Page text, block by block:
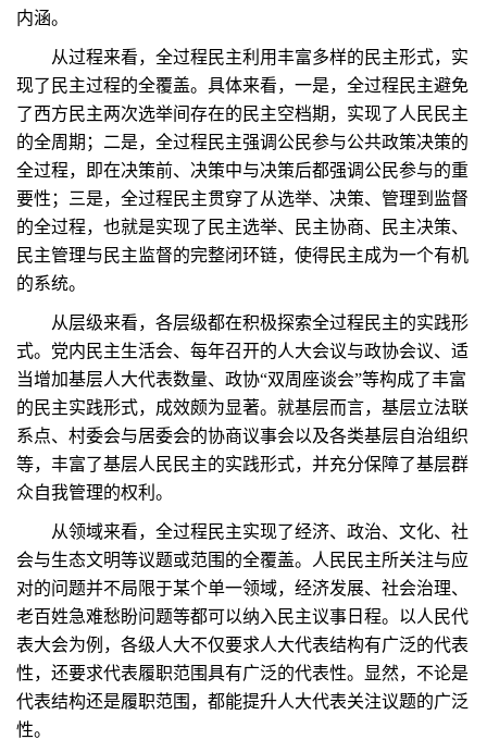
内涵。
从过程来看，全过程民主利用丰富多样的民主形式，实
现了民主过程的全覆盖。具体来看，一是，全过程民主避免
了西方民主两次选举间存在的民主空档期，实现了人民民主
的全周期；二是，全过程民主强调公民参与公共政策决策的
全过程，即在决策前、决策中与决策后都强调公民参与的重
要性；三是，全过程民主贯穿了从选举、决策、管理到监督
的全过程，也就是实现了民主选举、民主协商、民主决策、
民主管理与民主监督的完整闭环链，使得民主成为一个有机
的系统。
从层级来看，各层级都在积极探索全过程民主的实践形
式。党内民主生活会、每年召开的人大会议与政协会议、适
当增加基层人大代表数量、政协“双周座谈会”等构成了丰富
的民主实践形式，成效颇为显著。就基层而言，基层立法联
系点、村委会与居委会的协商议事会以及各类基层自治组织
等，丰富了基层人民民主的实践形式，并充分保障了基层群
众自我管理的权利。
从领域来看，全过程民主实现了经济、政治、文化、社
会与生态文明等议题或范围的全覆盖。人民民主所关注与应
对的问题并不局限于某个单一领域，经济发展、社会治理、
老百姓急难愁盼问题等都可以纳入民主议事日程。以人民代
表大会为例，各级人大不仅要求人大代表结构有广泛的代表
性，还要求代表履职范围具有广泛的代表性。显然，不论是
代表结构还是履职范围，都能提升人大代表关注议题的广泛
性。